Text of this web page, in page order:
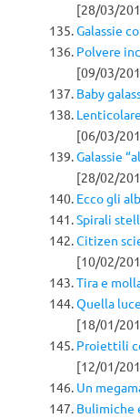
[28/03/
Galassie
Polvere
[09/03/
Baby
[06/03/
Galassie
[28/02/
Ecco gli
Spirali
Citizen
[10/02/
Tira e
Quella
[18/01/
Proiettili
[12/01/
Un
Bulimiche